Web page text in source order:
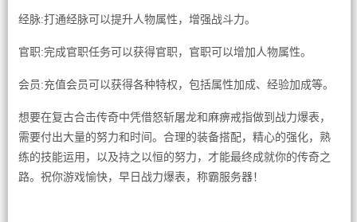
经脉:打通经脉可以提升人物属性，增强战斗力。
官职:完成官职任务可以获得官职，官职可以增加人物属性。
会员:充值会员可以获得各种特权，包括属性加成、经验加成等。
想要在复古合击传奇中凭借怒斩屠龙和麻痹戒指做到战力爆表，
需要付出大量的努力和时间。合理的装备搭配，精心的强化，熟
练的技能运用，以及持之以恒的努力，才能最终成就你的传奇之
路。祝你游戏愉快，早日战力爆表，称霸服务器！